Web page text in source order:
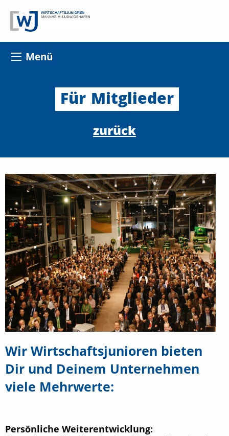
Menü
Für Mitglieder
zurück
Wir Wirtschaftsjunioren bieten
Dir und Deinem Unternehmen
viele Mehrwerte:
Persönliche Weiterentwicklung: